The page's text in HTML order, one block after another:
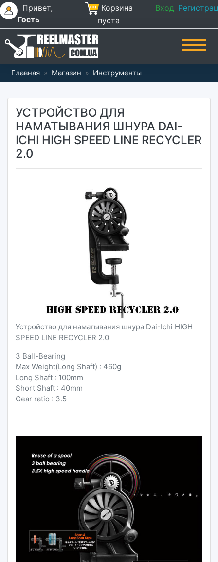
Привет,
Гость
Корзина
пуста
Вход
Главная » Магазин » Инструменты
УСТРОЙСТВО ДЛЯ
НАМАТЫВАНИЯ ШНУРА DAI-
ICHI HIGH SPEED LINE RECYCLER
2.0
Устройство для наматывания шнура Dai-Ichi HIGH
SPEED LINE RECYCLER 2.0
3 Ball-Bearing
Max Weight(Long Shaft) : 460g
Long Shaft : 100mm
Short Shaft : 40mm
Gear ratio : 3.5